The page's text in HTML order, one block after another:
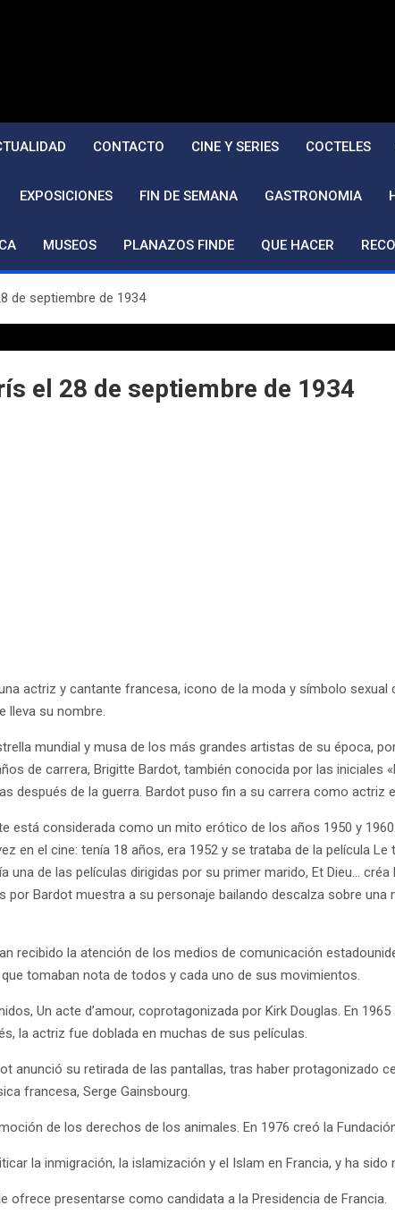
CONTACTO CINE Y SERIES COCTELES
EXPOSICIONES FIN DE SEMANA GASTRONOMIA
MUSEOS PLANAZOS FINDE QUE HACER
de septiembre de 1934
el 28 de septiembre de 1934
actriz y cantante francesa, icono de la moda y símbolo
lleva su nombre.
mundial y musa de los más grandes artistas de su época,
de carrera, Brigitte Bardot, también conocida por las
después de la guerra. Bardot puso fin a su carrera como actriz
está considerada como un mito erótico de los años 1950 y
en el cine: tenía 18 años, era 1952 y se trataba de la película
una de las películas dirigidas por su primer marido, Et Dieu…
por Bardot muestra a su personaje bailando descalza sobre
recibido la atención de los medios de comunicación
tomaban nota de todos y cada uno de sus movimientos.
Un acte d’amour, coprotagonizada por Kirk Douglas. En
la actriz fue doblada en muchas de sus películas.
anunció su retirada de las pantallas, tras haber protagonizado
francesa, Serge Gainsbourg.
de los derechos de los animales. En 1976 creó la
la inmigración, la islamización y el Islam en Francia, y ha
ofrece presentarse como candidata a la Presidencia de Francia.